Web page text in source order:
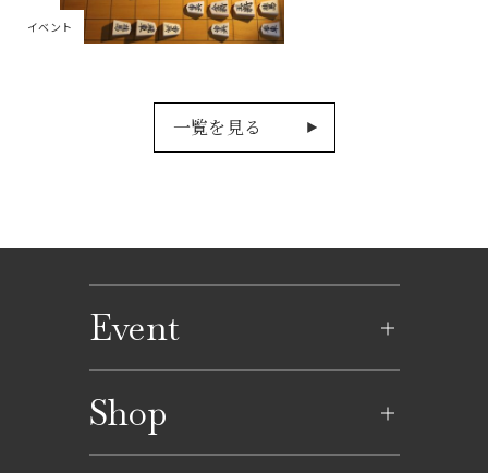
イベント
一覧を見る
Event
イベントカレンダー
Shop